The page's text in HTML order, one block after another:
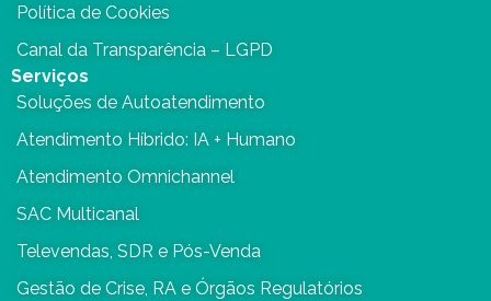
Política de Cookies
Canal da Transparência – LGPD
Serviços
Soluções de Autoatendimento
Atendimento Híbrido: IA + Humano
Atendimento Omnichannel
SAC Multicanal
Televendas, SDR e Pós-Venda
Gestão de Crise, RA e Órgãos Regulatórios